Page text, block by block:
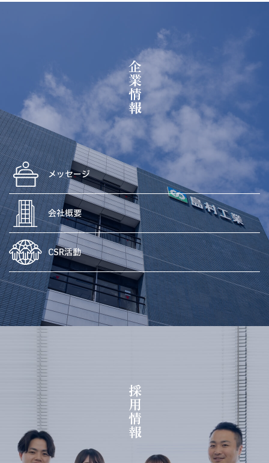
企業情報
メッセージ
会社概要
CSR活動
採用情報